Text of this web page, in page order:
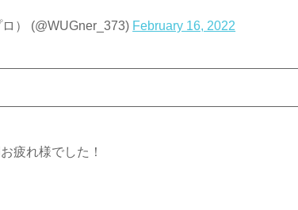
） (@WUGner_373) February 16, 2022
疲れ様でした！